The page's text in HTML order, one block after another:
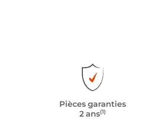
Pièces garanties
2 ans(1)